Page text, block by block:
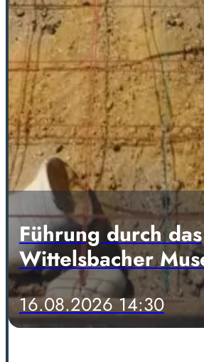
Führung durch das
Wittelsbacher
16.08.2026 14:30